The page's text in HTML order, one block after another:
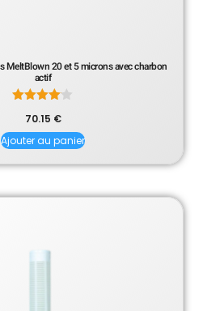
MeltBlown 20 et 5 microns avec charbon
actif
4.00
sur 5
70.15 €
Ajouter au panier